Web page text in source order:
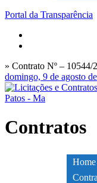
Portal da Transparência
» Contrato Nº – 10544/
domingo, 9 de agosto
Contratos
Home